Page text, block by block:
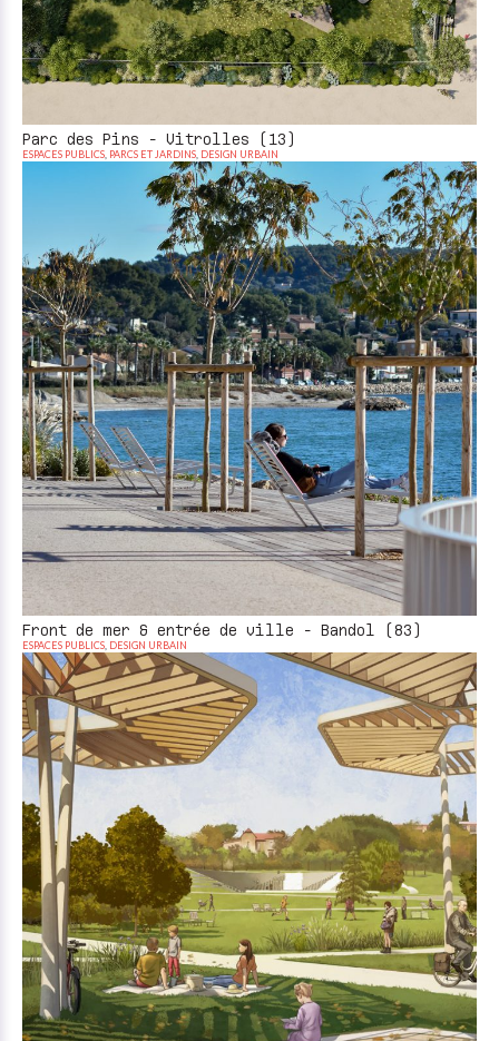
Parc des Pins - Vitrolles (13)
ESPACES PUBLICS PARCS ET JARDINS DESIGN URBAIN
Front de mer & entrée de ville - Bandol (83)
ESPACES PUBLICS DESIGN URBAIN